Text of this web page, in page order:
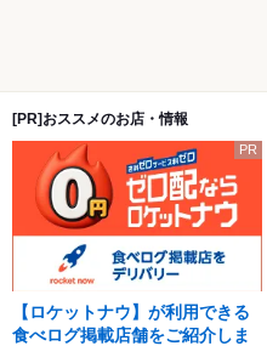
[PR]おススメのお店・情報
PR
【ロケットナウ】が利用できる
食べログ掲載店舗をご紹介しま